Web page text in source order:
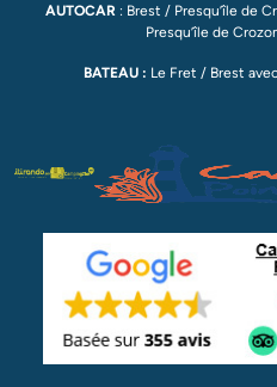
AUTOCAR: Brest / Presqu’île de
Presqu’île de
BATEAU : Le Fret / Brest